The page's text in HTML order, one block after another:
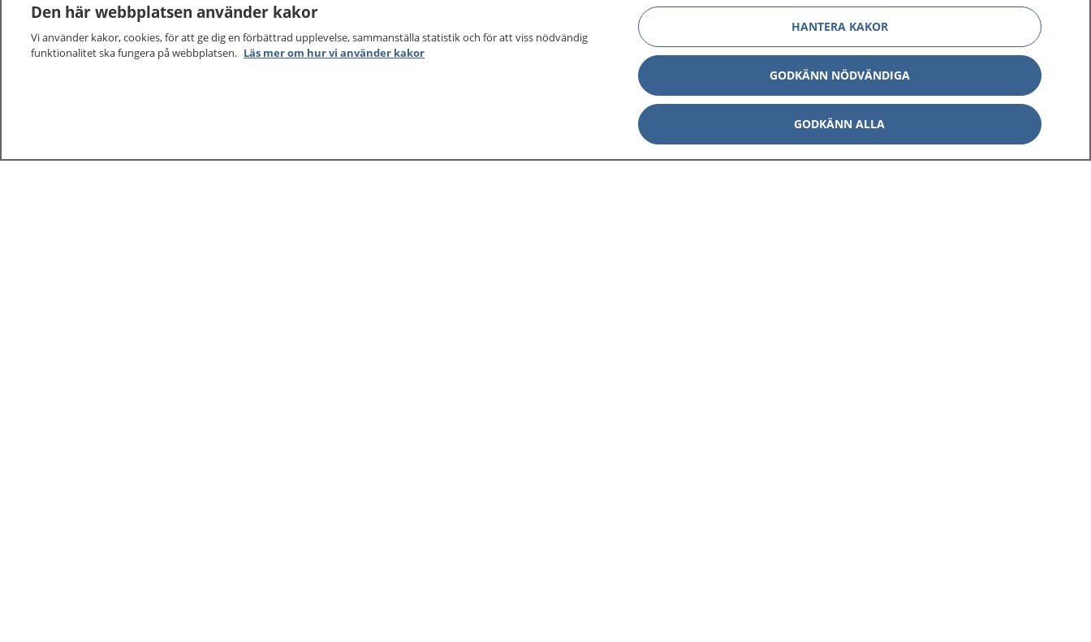
Den här webbplatsen använder kakor
Vi använder kakor, cookies, för att ge dig en förbättrad upplevelse, sammanställa statistik och för att viss nödvändig
funktionalitet ska fungera på webbplatsen. Läs mer om hur vi använder kakor
HANTERA KAKOR
GODKÄNN NÖDVÄNDIGA
GODKÄNN ALLA